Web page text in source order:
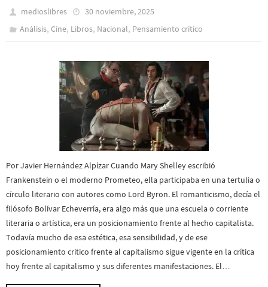
medioslibres
30 noviembre, 2025
Análisis,Cine, Libros, Nacional, Pensamiento crítico
Por Javier Hernández Alpízar Cuando Mary Shelley escribió
Frankenstein o el moderno Prometeo, ella participaba en una tertulia o
círculo literario con autores como Lord Byron. El romanticismo, decía el
filósofo Bolívar Echeverría, era algo más que una escuela o corriente
literaria o artística, era un posicionamiento frente al hecho capitalista.
Todavía mucho de esa estética, esa sensibilidad, y de ese
posicionamiento critico frente al capitalismo sigue vigente en la crítica
hoy frente al capitalismo y sus diferentes manifestaciones. El…